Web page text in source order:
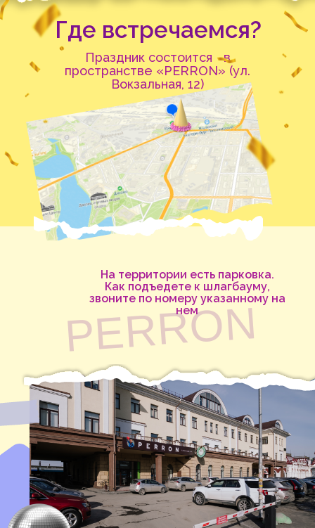
Праздник состоится в
пространстве «PERRON» (ул.
Вокзальная, 12)
На территории есть парковка.
Как подъедете к шлагбауму,
звоните по номеру указанному на
нем
Где встречаемся?
PERRON